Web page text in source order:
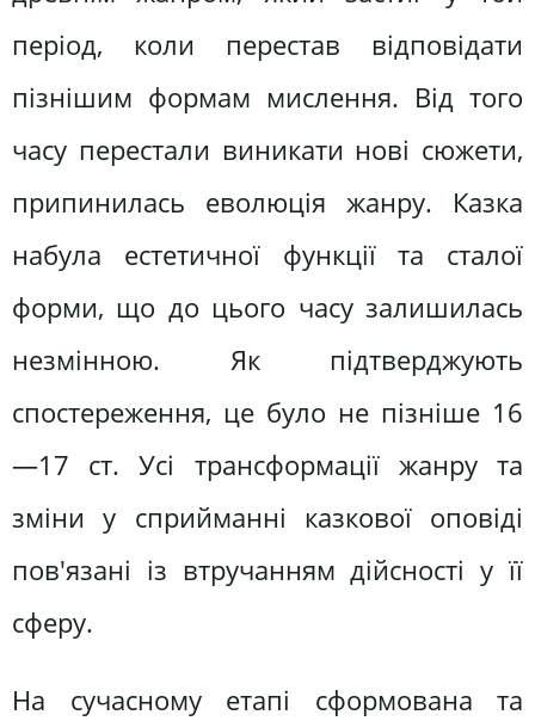
період, коли перестав відповідати
пізнішим формам мислення. Від того
часу перестали виникати нові сюжети,
припинилась еволюція жанру. Казка
набула естетичної функції та сталої
форми, що до цього часу залишилась
незмінною. Як підтверджують
спостереження, це було не пізніше 16
—17 ст. Усі трансформації жанру та
зміни у сприйманні казкової оповіді
пов'язані із втручанням дійсності у її
сферу.
На сучасному етапі сформована та